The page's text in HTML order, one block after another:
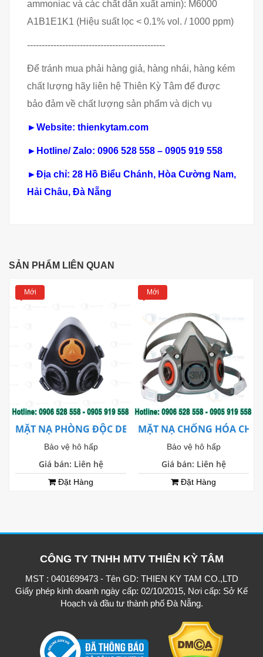
ammoniac và các chất dẫn xuất amin): M6000
A1B1E1K1 (Hiệu suất lọc < 0.1% vol. / 1000 ppm)
-----------------------------------------------
Để tránh mua phải hàng giả, hàng nhái, hàng kém
chất lượng hãy liên hệ Thiên Kỳ Tâm để được
bảo đảm về chất lượng sản phẩm và dịch vụ
►Website: thienkytam.com
►Hotline/ Zalo: 0906 528 558 – 0905 919 558
►Địa chỉ: 28 Hồ Biểu Chánh, Hòa Cường Nam,
Hải Châu, Đà Nẵng
SẢN PHẨM LIÊN QUAN
Mới
MẶT NẠ PHÒNG ĐỘC DELTA PLUS M6400
Bảo vệ hô hấp
Giá bán: Liên hệ
Đặt Hàng
Mới
MẶT NẠ CHỐNG HÓA
Bảo vệ hô hấp
Giá bán: Liên hệ
Đặt Hàng
CÔNG TY TNHH MTV THIÊN KỲ TÂM
MST : 0401699473 - Tên GD: THIEN KY TAM CO.,LTD
Giấy phép kinh doanh ngày cấp: 02/10/2015, Nơi cấp: Sở Kế
Hoạch và đầu tư thành phố Đà Nẵng.